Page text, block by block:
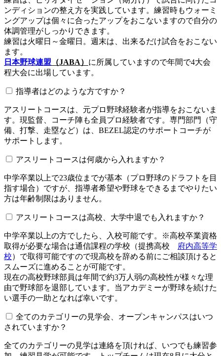
ンディションの整え方を実践しています。練習時もウォーミ
ングアップは個々に合ったアップをおこないますので自分の
体調管理がしっかりできます。
練習は火曜日～金曜日。週末は、出来るだけ試合をおこない
ます。
日本野球連盟 （JABA） に所属していますので年間で4大会
程大会に出場しています。
指導者はどのような方ですか？
アスリートコースは、元プロ野球経験者が指導をおこないま
す。現監督、コーチ陣も全員プロ経験者です。専門部門（守
備、打撃、走塁など）は、BEZEL認定のサポートコーチが
サポートします。
アスリートコースは何歳から入れますか？
中学卒業以上で23歳位までが基本（プロ野球のドラフトを目
指す場合）ですが、指導者希望や野球をできるまでやりたい
方は年齢制限はありません。
アスリートコースは高校、大学中退でも入れますか？
中学卒業以上の方でしたら、入校可能です。※高校卒業資格
取得が必要な場合は通信課程の学校（提携高校
府内高等学
校）で取得可能ですので現高校を辞める前にご相談頂けると
スムーズに進めることが可能です。
現在の高校野球部員は年間で約3万人弱の高校性が様々な理
由で野球部を退部しています。当アカデミーが野球を続けた
い選手の一助となれば幸いです。
全てのカテゴリーの見学会、オープンキャンパスはいつ
されていますか？​​​​​
全てのカテゴリーの見学は連絡を頂ければ、いつでも練習参